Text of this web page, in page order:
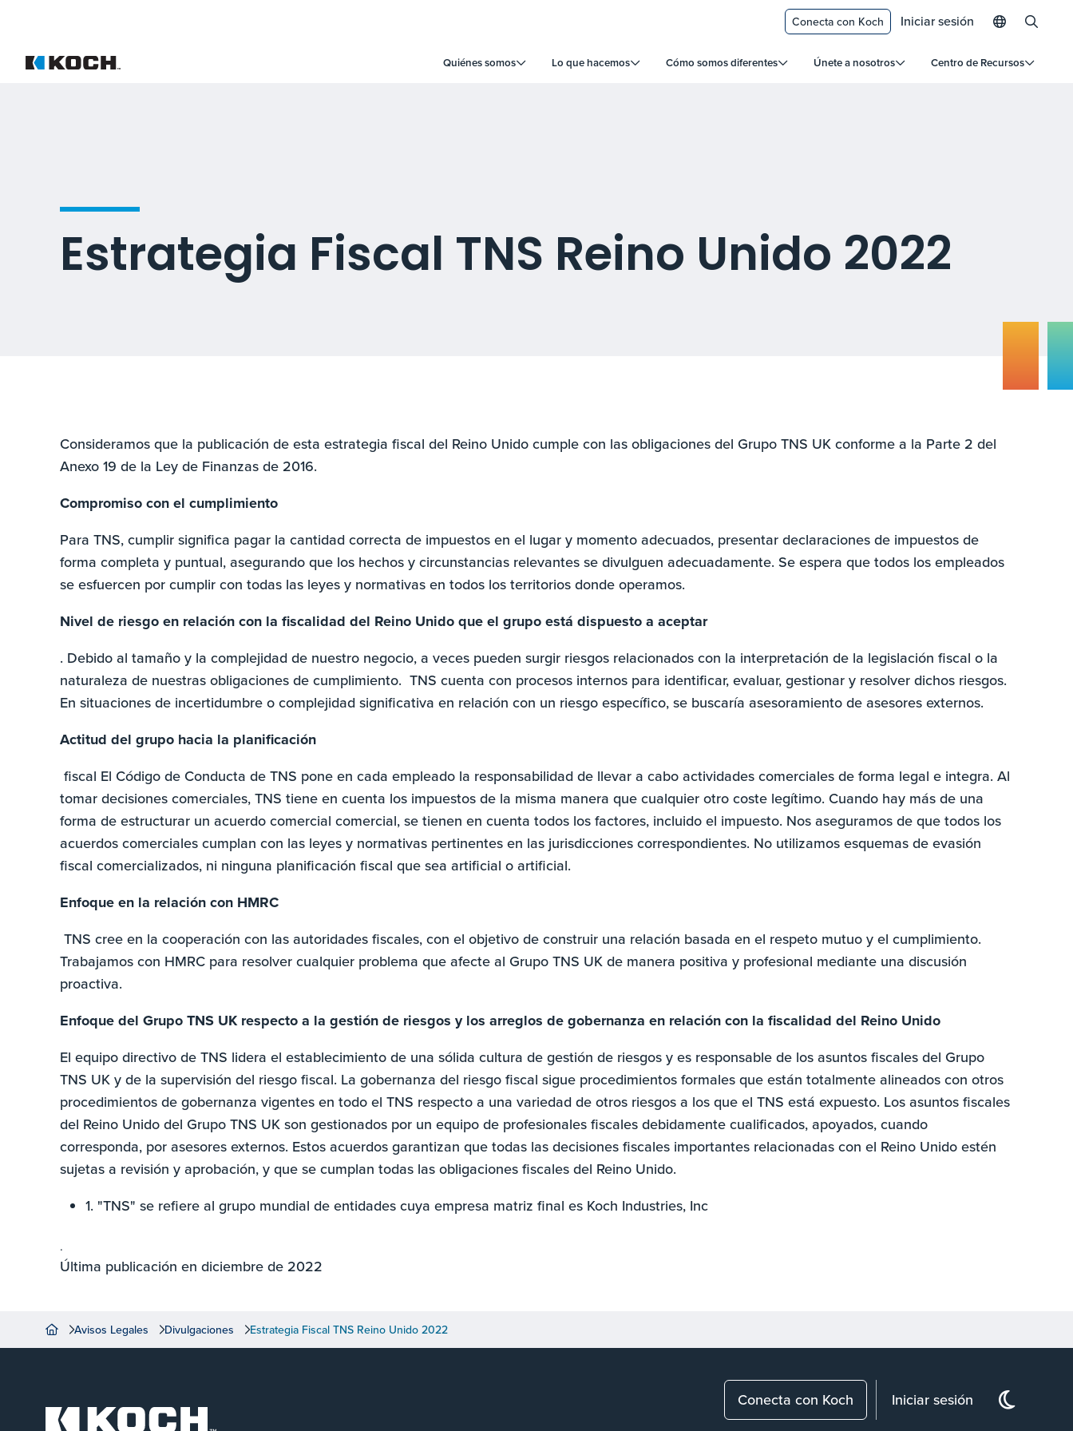
Quiénes somos Lo que hacemos Cómo somos diferentes Únete a nosotros Centro de Recursos
Conecta con Koch Iniciar sesión
Estrategia Fiscal TNS Reino Unido 2022
Consideramos que la publicación de esta estrategia fiscal del Reino Unido cumple con las obligaciones del Grupo TNS UK conforme a la Parte 2 del
Anexo 19 de la Ley de Finanzas de 2016.
Compromiso con el cumplimiento
Para TNS, cumplir significa pagar la cantidad correcta de impuestos en el lugar y momento adecuados, presentar declaraciones de impuestos de
forma completa y puntual, asegurando que los hechos y circunstancias relevantes se divulguen adecuadamente. Se espera que todos los empleados
se esfuercen por cumplir con todas las leyes y normativas en todos los territorios donde operamos.
Nivel de riesgo en relación con la fiscalidad del Reino Unido que el grupo está dispuesto a aceptar
. Debido al tamaño y la complejidad de nuestro negocio, a veces pueden surgir riesgos relacionados con la interpretación de la legislación fiscal o la
naturaleza de nuestras obligaciones de cumplimiento. TNS cuenta con procesos internos para identificar, evaluar, gestionar y resolver dichos riesgos.
En situaciones de incertidumbre o complejidad significativa en relación con un riesgo específico, se buscaría asesoramiento de asesores externos.
Actitud del grupo hacia la planificación
fiscal El Código de Conducta de TNS pone en cada empleado la responsabilidad de llevar a cabo actividades comerciales de forma legal e integra. Al
tomar decisiones comerciales, TNS tiene en cuenta los impuestos de la misma manera que cualquier otro coste legítimo. Cuando hay más de una
forma de estructurar un acuerdo comercial comercial, se tienen en cuenta todos los factores, incluido el impuesto. Nos aseguramos de que todos los
acuerdos comerciales cumplan con las leyes y normativas pertinentes en las jurisdicciones correspondientes. No utilizamos esquemas de evasión
fiscal comercializados, ni ninguna planificación fiscal que sea artificial o artificial.
Enfoque en la relación con HMRC
TNS cree en la cooperación con las autoridades fiscales, con el objetivo de construir una relación basada en el respeto mutuo y el cumplimiento.
Trabajamos con HMRC para resolver cualquier problema que afecte al Grupo TNS UK de manera positiva y profesional mediante una discusión
proactiva.
Enfoque del Grupo TNS UK respecto a la gestión de riesgos y los arreglos de gobernanza en relación con la fiscalidad del Reino Unido
El equipo directivo de TNS lidera el establecimiento de una sólida cultura de gestión de riesgos y es responsable de los asuntos fiscales del Grupo
TNS UK y de la supervisión del riesgo fiscal. La gobernanza del riesgo fiscal sigue procedimientos formales que están totalmente alineados con otros
procedimientos de gobernanza vigentes en todo el TNS respecto a una variedad de otros riesgos a los que el TNS está expuesto. Los asuntos fiscales
del Reino Unido del Grupo TNS UK son gestionados por un equipo de profesionales fiscales debidamente cualificados, apoyados, cuando
corresponda, por asesores externos. Estos acuerdos garantizan que todas las decisiones fiscales importantes relacionadas con el Reino Unido estén
sujetas a revisión y aprobación, y que se cumplan todas las obligaciones fiscales del Reino Unido.
1. "TNS" se refiere al grupo mundial de entidades cuya empresa matriz final es Koch Industries, Inc
.
Última publicación en diciembre de 2022
Avisos Legales Divulgaciones Estrategia Fiscal TNS Reino Unido 2022
Conecta con Koch Iniciar sesión